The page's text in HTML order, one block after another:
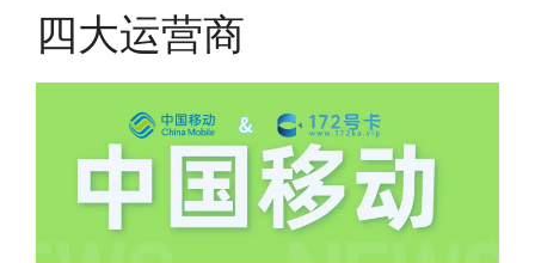
(2)如下几种情况是不返费的:返费前停
机、关机、注销、违章单停、未再专属渠
道首充的情况下都是不能正常返费的并且
逾期不可补返费。
·5.我的返费为什么还没有到?
四大运营商